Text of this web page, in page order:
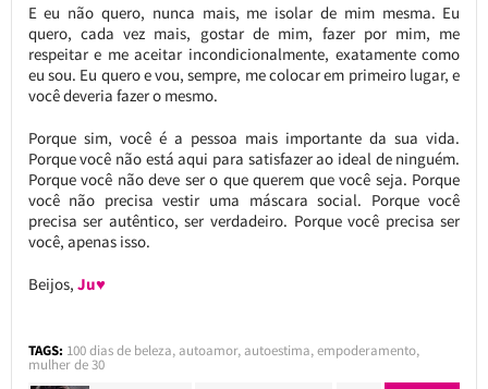
E eu não quero, nunca mais, me isolar de mim mesma. Eu
quero, cada vez mais, gostar de mim, fazer por mim, me
respeitar e me aceitar incondicionalmente, exatamente como
eu sou. Eu quero e vou, sempre, me colocar em primeiro lugar, e
você deveria fazer o mesmo.
Porque sim, você é a pessoa mais importante da sua vida.
Porque você não está aqui para satisfazer ao ideal de ninguém.
Porque você não deve ser o que querem que você seja. Porque
você não precisa vestir uma máscara social. Porque você
precisa ser autêntico, ser verdadeiro. Porque você precisa ser
você, apenas isso.
Beijos, Ju♥
TAGS: 100 dias de beleza,autoamor,autoestima,empoderamento,
mulher de 30